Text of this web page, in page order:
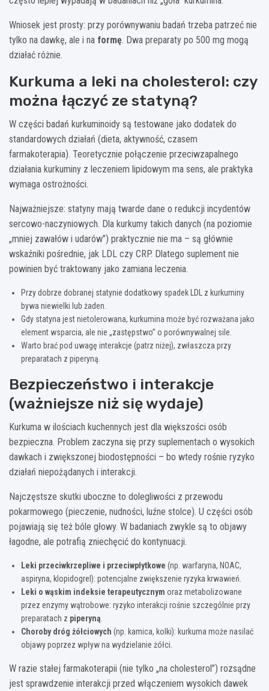
Wniosek jest prosty: przy porównywaniu badań trzeba patrzeć nie
tylko na dawkę, ale i na formę. Dwa preparaty po 500 mg mogą
działać różnie.
Kurkuma a leki na cholesterol: czy
można łączyć ze statyną?
W części badań kurkuminoidy są testowane jako dodatek do
standardowych działań (dieta, aktywność, czasem
farmakoterapia). Teoretycznie połączenie przeciwzapalnego
działania kurkuminy z leczeniem lipidowym ma sens, ale praktyka
wymaga ostrożności.
Najważniejsze: statyny mają twarde dane o redukcji incydentów
sercowo-naczyniowych. Dla kurkumy takich danych (na poziomie
„mniej zawałów i udarów”) praktycznie nie ma – są głównie
wskaźniki pośrednie, jak LDL czy CRP. Dlatego suplement nie
powinien być traktowany jako zamiana leczenia.
Przy dobrze dobranej statynie dodatkowy spadek LDL z kurkuminy
bywa niewielki lub żaden.
Gdy statyna jest nietolerowana, kurkumina może być rozważana jako
element wsparcia, ale nie „zastępstwo” o porównywalnej sile.
Warto brać pod uwagę interakcje (patrz niżej), zwłaszcza przy
preparatach z piperyną.
Bezpieczeństwo i interakcje
(ważniejsze niż się wydaje)
Kurkuma w ilościach kuchennych jest dla większości osób
bezpieczna. Problem zaczyna się przy suplementach o wysokich
dawkach i zwiększonej biodostępności – bo wtedy rośnie ryzyko
działań niepożądanych i interakcji.
Najczęstsze skutki uboczne to dolegliwości z przewodu
pokarmowego (pieczenie, nudności, luźne stolce). U części osób
pojawiają się też bóle głowy. W badaniach zwykle są to objawy
łagodne, ale potrafią zniechęcić do kontynuacji.
Leki przeciwkrzepliwe i przeciwpłytkowe (np. warfaryna, NOAC,
aspiryna, klopidogrel): potencjalne zwiększenie ryzyka krwawień.
Leki o wąskim indeksie terapeutycznym oraz metabolizowane
przez enzymy wątrobowe: ryzyko interakcji rośnie szczególnie przy
preparatach z piperyną
Choroby dróg żółciowych (np. kamica, kolki): kurkuma może nasilać
objawy poprzez wpływ na wydzielanie żółci.
W razie stałej farmakoterapii (nie tylko „na cholesterol”) rozsądne
jest sprawdzenie interakcji przed włączeniem wysokich dawek